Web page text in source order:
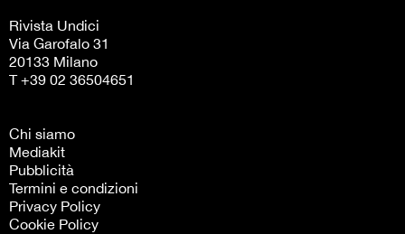
Rivista Undici
Via Garofalo 31
20133 Milano
T +39 02 36504651
Chi siamo
Mediakit
Pubblicità
Termini e condizioni
Privacy Policy
Cookie Policy